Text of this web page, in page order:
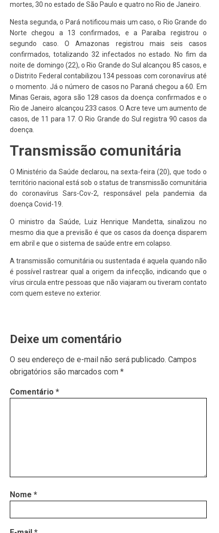
mortes, 30 no estado de São Paulo e quatro no Rio de Janeiro.
Nesta segunda, o Pará notificou mais um caso, o Rio Grande do
Norte chegou a 13 confirmados, e a Paraíba registrou o
segundo caso. O Amazonas registrou mais seis casos
confirmados, totalizando 32 infectados no estado. No fim da
noite de domingo (22), o Rio Grande do Sul alcançou 85 casos, e
o Distrito Federal contabilizou 134 pessoas com coronavírus até
o momento. Já o número de casos no Paraná chegou a 60. Em
Minas Gerais, agora são 128 casos da doença confirmados e o
Rio de Janeiro alcançou 233 casos. O Acre teve um aumento de
casos, de 11 para 17. O Rio Grande do Sul registra 90 casos da
doença.
Transmissão comunitária
O Ministério da Saúde declarou, na sexta-feira (20), que todo o
território nacional está sob o status de transmissão comunitária
do coronavírus Sars-Cov-2, responsável pela pandemia da
doença Covid-19.
O ministro da Saúde, Luiz Henrique Mandetta, sinalizou no
mesmo dia que a previsão é que os casos da doença disparem
em abril e que o sistema de saúde entre em colapso.
A transmissão comunitária ou sustentada é aquela quando não
é possível rastrear qual a origem da infecção, indicando que o
vírus circula entre pessoas que não viajaram ou tiveram contato
com quem esteve no exterior.
Deixe um comentário
O seu endereço de e-mail não será publicado. Campos
obrigatórios são marcados com *
Comentário *
Nome *